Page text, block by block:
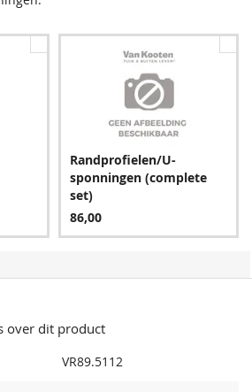
Randprofielen/U-
sponningen (complete
set)
86,00
over dit product
VR89.5112